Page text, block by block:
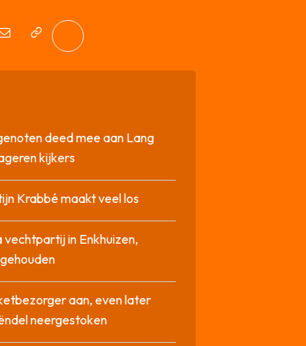
deed mee aan Lang
kijkers
Krabbé maakt veel los
vechtpartij in Enkhuizen,
aan, even later
neergestoken